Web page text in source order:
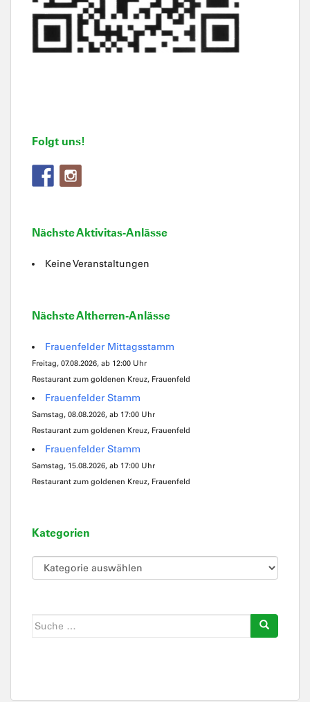
Folgt uns!
Nächste Aktivitas-Anlässe
Keine Veranstaltungen
Nächste Altherren-Anlässe
Frauenfelder Mittagsstamm
Freitag, 07.08.2026, ab 12:00 Uhr
Restaurant zum goldenen Kreuz, Frauenfeld
Frauenfelder Stamm
Samstag, 08.08.2026, ab 17:00 Uhr
Restaurant zum goldenen Kreuz, Frauenfeld
Frauenfelder Stamm
Samstag, 15.08.2026, ab 17:00 Uhr
Restaurant zum goldenen Kreuz, Frauenfeld
Kategorien
Kategorien
Suche